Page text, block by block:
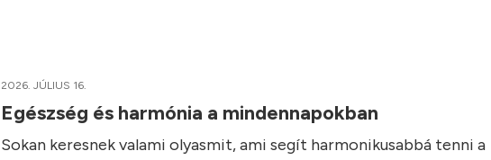
2026. JÚLIUS 16.
Egészség és harmónia a mindennapokban
Sokan keresnek valami olyasmit, ami segít harmonikusabbá tenni a